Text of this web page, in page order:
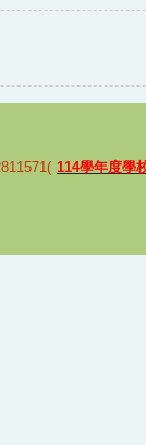
114學年度學